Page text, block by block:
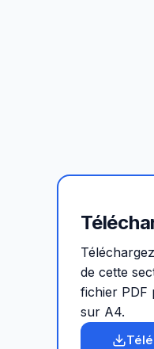
de cette
fichier PDF
sur A4.